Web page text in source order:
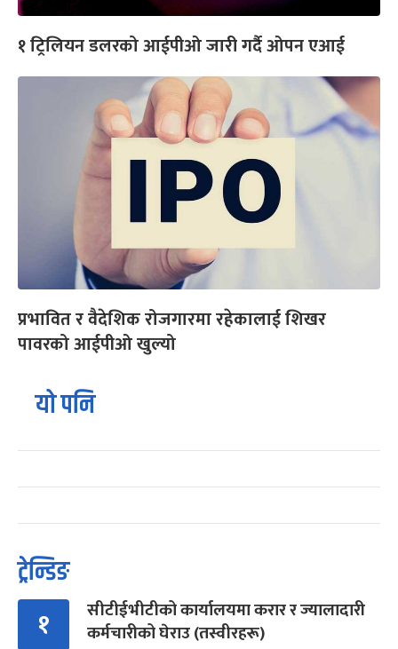
१ ट्रिलियन डलरको आईपीओ जारी गर्दै ओपन एआई
प्रभावित र वैदेशिक रोजगारमा रहेकालाई शिखर
पावरको आईपीओ खुल्यो
यो पनि
ट्रेन्डिङ
१
सीटीईभीटीको कार्यालयमा करार र ज्यालादारी
कर्मचारीको घेराउ (तस्वीरहरू)